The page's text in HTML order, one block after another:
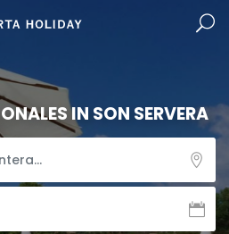
IN SON SERVERA